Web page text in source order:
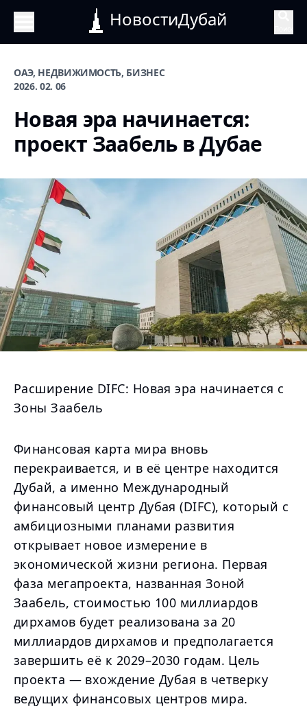
НовостиДубай
ОАЭ, НЕДВИЖИМОСТЬ, БИЗНЕС
2026. 02. 06
Новая эра начинается:
проект Заабель в Дубае
Расширение DIFC: Новая эра начинается с
Зоны Заабель
Финансовая карта мира вновь
перекраивается, и в её центре находится
Дубай, а именно Международный
финансовый центр Дубая (DIFC), который с
амбициозными планами развития
открывает новое измерение в
экономической жизни региона. Первая
фаза мегапроекта, названная Зоной
Заабель, стоимостью 100 миллиардов
дирхамов будет реализована за 20
миллиардов дирхамов и предполагается
завершить её к 2029–2030 годам. Цель
проекта — вхождение Дубая в четверку
ведущих финансовых центров мира.